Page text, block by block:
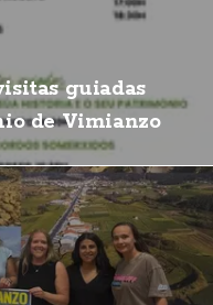
guiadas
de Vimianzo